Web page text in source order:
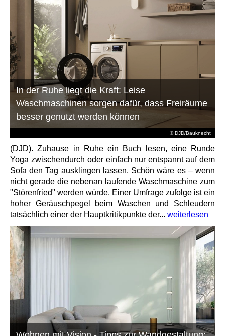
© DJD/Bauknecht
In der Ruhe liegt die Kraft: Leise
Waschmaschinen sorgen dafür, dass Freiräume
besser genutzt werden können
(DJD). Zuhause in Ruhe ein Buch lesen, eine Runde
Yoga zwischendurch oder einfach nur entspannt auf dem
Sofa den Tag ausklingen lassen. Schön wäre es – wenn
nicht gerade die nebenan laufende Waschmaschine zum
"Störenfried" werden würde. Einer Umfrage zufolge ist ein
hoher Geräuschpegel beim Waschen und Schleudern
tatsächlich einer der Hauptkritikpunkte der... weiterlesen